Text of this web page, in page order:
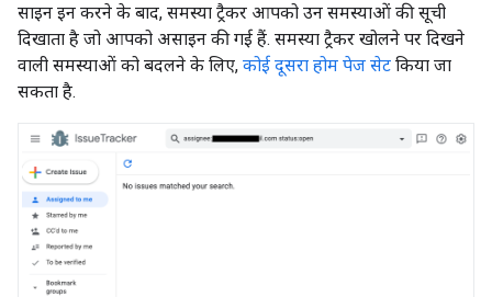
साइन इन करने के बाद, समस्या ट्रैकर आपको उन समस्याओं की सूची
दिखाता है जो आपको असाइन की गई हैं. समस्या ट्रैकर खोलने पर दिखने
वाली समस्याओं को बदलने के लिए, कोई दूसरा होम पेज सेट किया जा
सकता है.